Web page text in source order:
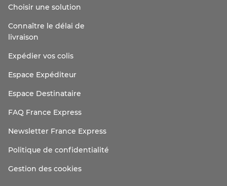
Choisir une solution
Connaître le délai de
livraison
Expédier vos colis
Espace Expéditeur
Espace Destinataire
FAQ France Express
Newsletter France Express
Politique de confidentialité
Gestion des cookies